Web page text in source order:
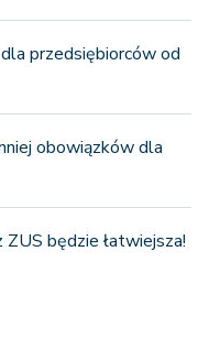
przedsiębiorców od
obowiązków dla
będzie łatwiejsza!